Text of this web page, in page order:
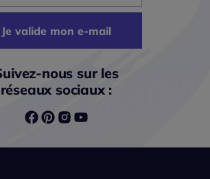
Je valide mon e-mail
nous sur les
réseaux sociaux :